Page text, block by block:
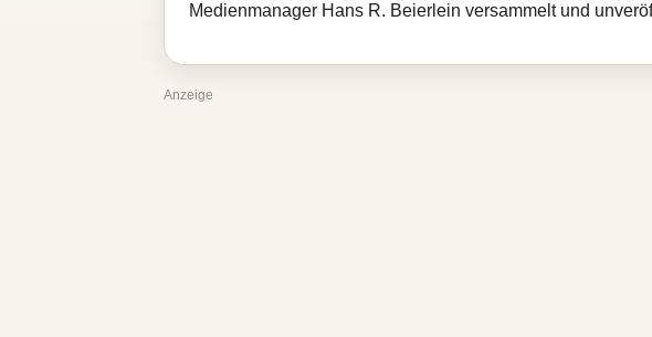
Medienmanager Hans R. Beierlein versammelt und
Anzeige